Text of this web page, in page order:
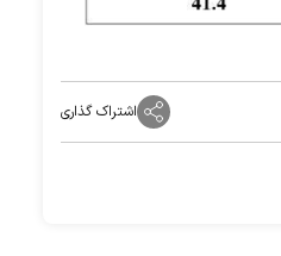
اشتراک گذاری